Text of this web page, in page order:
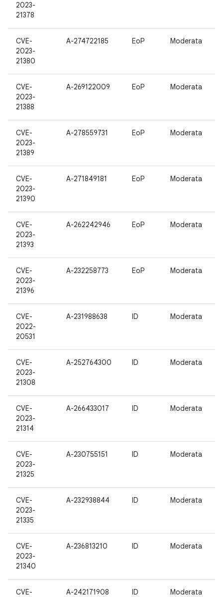
2023-
21378
CVE-
2023-
21380
A-274722185 EoP Moderata
CVE-
2023-
21388
A-269122009 EoP Moderata
CVE-
2023-
21389
A-278559731 EoP Moderata
CVE-
2023-
21390
A-271849181 EoP Moderata
CVE-
2023-
21393
A-262242946 EoP Moderata
CVE-
2023-
21396
A-232258773 EoP Moderata
CVE-
2022-
20531
A-231988638 ID Moderata
CVE-
2023-
21308
A-252764300 ID Moderata
CVE-
2023-
21314
A-266433017 ID Moderata
CVE-
2023-
21325
A-230755151 ID Moderata
CVE-
2023-
21335
A-232938844 ID Moderata
CVE-
2023-
21340
A-236813210 ID Moderata
CVE-
A-242171908 ID Moderata